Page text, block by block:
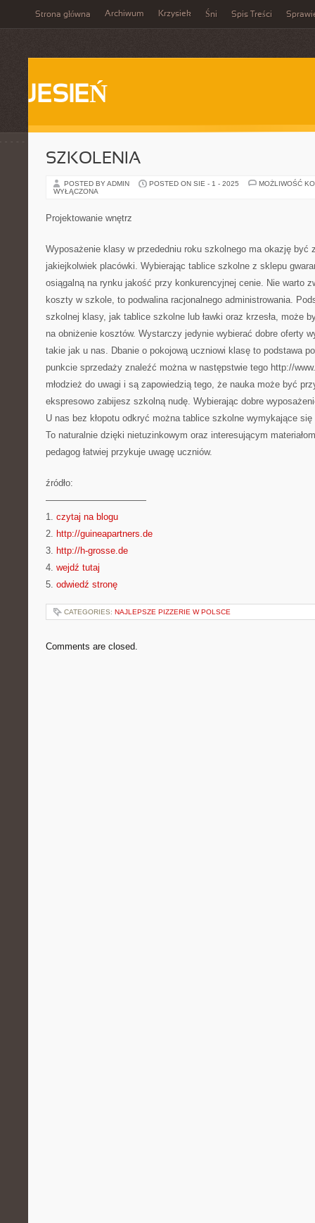
Strona główna Archiwum Krzysiek Śni Spis Treści
JESIEŃ
SZKOLENIA
POSTED BY ADMIN POSTED ON SIE - 1 - 2025
MOŻLIWOŚĆ
WYŁĄCZONA
Projektowanie wnętrz
Wyposażenie klasy w przededniu roku szkolnego ma okazję być
jakiejkolwiek placówki. Wybierając tablice szkolne z sklepu
osiągalną na rynku jakość przy konkurencyjnej cenie. Nie warto
koszty w szkole, to podwalina racjonalnego administrowania.
szkolnej klasy, jak tablice szkolne lub ławki oraz krzesła, może
na obniżenie kosztów. Wystarczy jedynie wybierać dobre oferty
takie jak u nas. Dbanie o pokojową uczniowi klasę to podstawa
punkcie sprzedaży znaleźć można w następstwie tego http://
młodzież do uwagi i są zapowiedzią tego, że nauka może być
ekspresowo zabijesz szkolną nudę. Wybierając dobre
U nas bez kłopotu odkryć można tablice szkolne wymykające
To naturalnie dzięki nietuzinkowym oraz interesującym
pedagog łatwiej przykuje uwagę uczniów.
źródło:
———————————
1. czytaj na blogu
2. http://guineapartners.de
3. http://h-grosse.de
4. wejdź tutaj
5. odwiedź stronę
CATEGORIES: NAJLEPSZE PIZZERIE W POLSCE
Comments are closed.